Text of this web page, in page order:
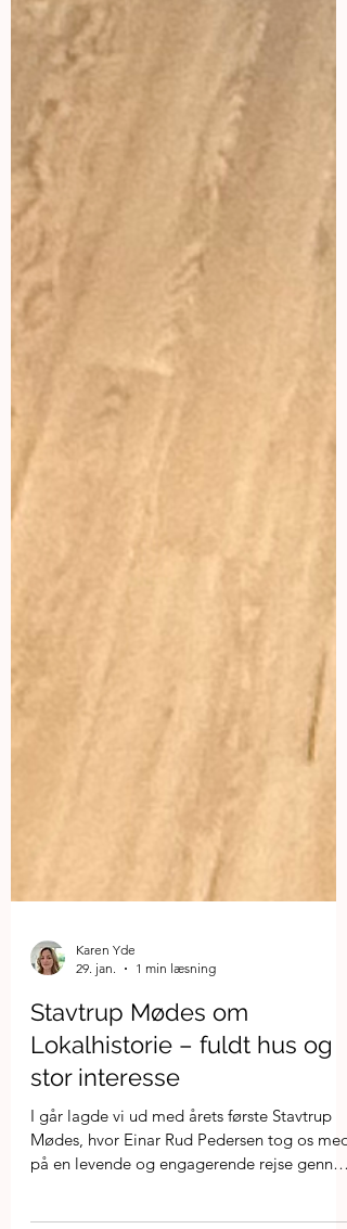
Karen Yde
29. jan.
1 min læsning
Stavtrup Mødes om
stor interesse
I går lagde vi ud med årets første Stavtrup
på en levende og engagerende rejse gennem